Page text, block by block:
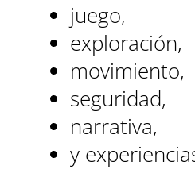
juego,
exploración,
movimiento,
seguridad,
narrativa,
y